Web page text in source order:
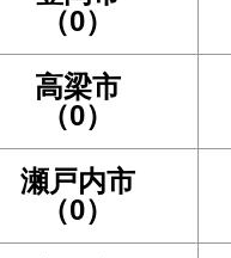
（0）
高梁市
（0）
瀬戸内市
（0）